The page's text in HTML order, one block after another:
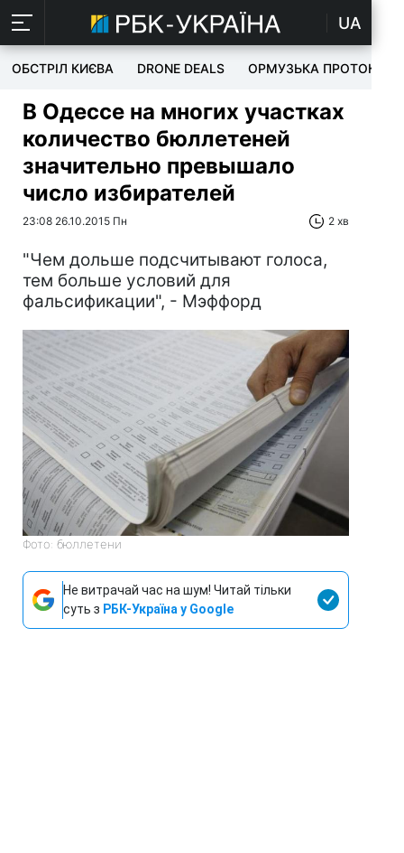
UA
ОБСТРІЛ КИЄВА DRONE DEALS ОРМУЗЬКА ПРОТОКА
В Одессе на многих участках
количество бюллетеней
значительно превышало
число избирателей
23:08 26.10.2015 Пн 2 хв
"Чем дольше подсчитывают голоса,
тем больше условий для
фальсификации", - Мэффорд
Фото: бюллетени
Не витрачай час на шум! Читай тільки
суть з РБК-Україна у Google